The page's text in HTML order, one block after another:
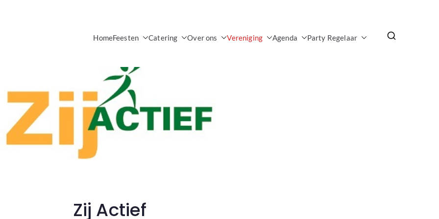
HomeFeesten Catering Over ons Vereniging Agenda Party Regelaar
Zij Actief